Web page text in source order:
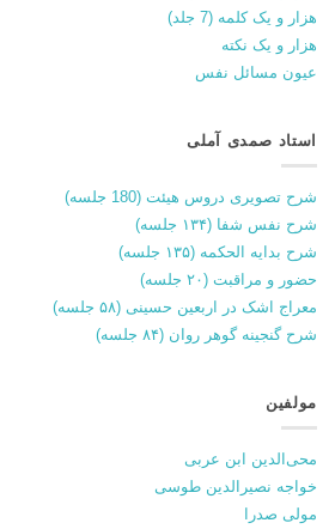
هزار و یک کلمه (7 جلد)
هزار و یک نکته
عیون مسائل نفس
استاد صمدی آملی
شرح تصویری دروس هیئت (180 جلسه)
شرح نفس شفا (۱۳۴ جلسه)
شرح بدایه الحکمه (۱۳۵ جلسه)
حضور و مراقبت (۲۰ جلسه)
معراج اشک در اربعین حسینی (۵۸ جلسه)
شرح گنجینه گوهر روان (۸۴ جلسه)
مولفین
محی‌الدین ابن عربی
خواجه نصیرالدین طوسی
مولی صدرا